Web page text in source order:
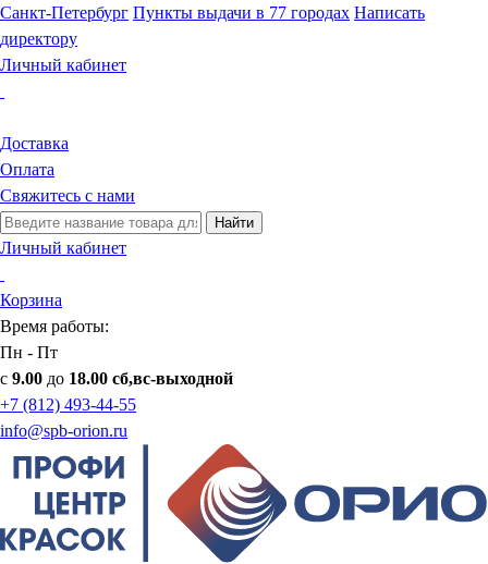
Санкт-Петербург Пункты выдачи в 77 городах Написать
директору
Личный кабинет
Доставка
Оплата
Свяжитесь с нами
Найти
Личный кабинет
Корзина
Время работы:
Пн - Пт
с 9.00 до 18.00 сб,вс-выходной
+7 (812) 493-44-55
info@spb-orion.ru